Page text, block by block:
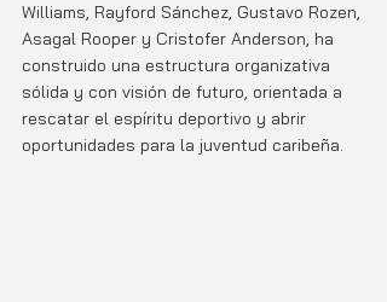
Williams, Rayford Sánchez, Gustavo Rozen,
Asagal Rooper y Cristofer Anderson, ha
construido una estructura organizativa
sólida y con visión de futuro, orientada a
rescatar el espíritu deportivo y abrir
oportunidades para la juventud caribeña.